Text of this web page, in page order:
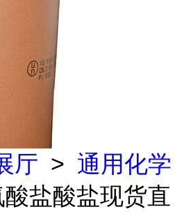
厅 > 通用化学
盐酸盐现货直